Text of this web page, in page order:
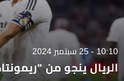
10:10 - 25 سبتمبر 2024
الريال ينجو من